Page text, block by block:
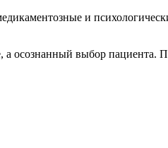
и
осознанный выбор пациента.